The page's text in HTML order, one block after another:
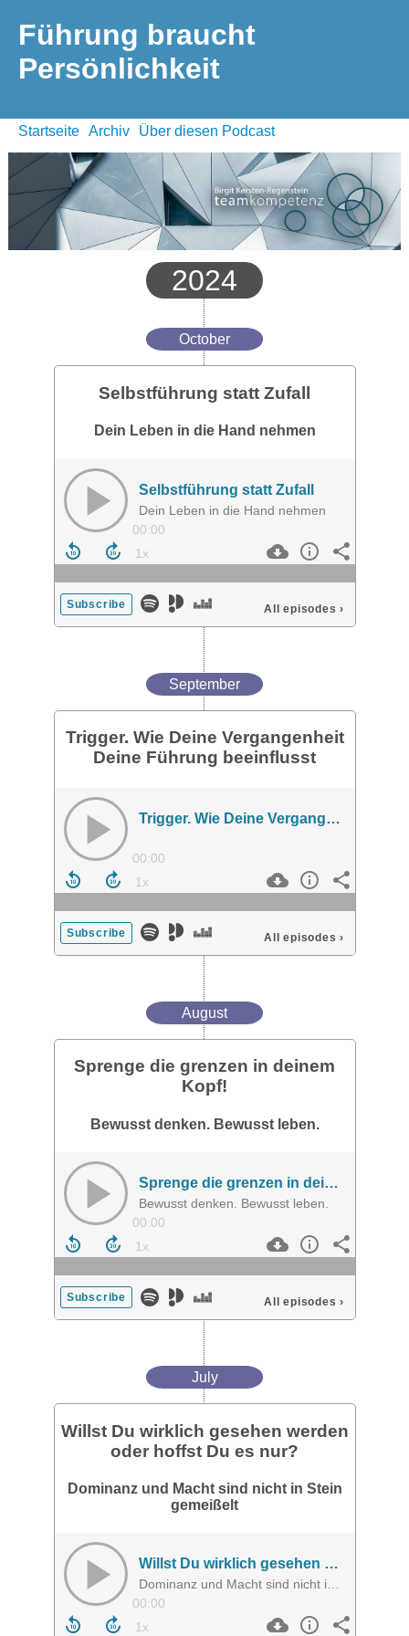
Führung braucht
Persönlichkeit
Startseite Archiv Über diesen Podcast
2024
October
Selbstführung statt Zufall
Dein Leben in die Hand nehmen
Selbstführung statt Zufall
Dein Leben in die Hand nehmen
00:00
Subscribe All episodes ›
September
Trigger. Wie Deine Vergangenheit
Deine Führung beeinflusst
Trigger. Wie Deine Vergangenheit Deine Führung beeinflusst
00:00
Subscribe All episodes ›
August
Sprenge die grenzen in deinem
Kopf!
Bewusst denken. Bewusst leben.
Sprenge die grenzen in deinem Kopf!
Bewusst denken. Bewusst leben.
00:00
Subscribe All episodes ›
July
Willst Du wirklich gesehen werden
oder hoffst Du es nur?
Dominanz und Macht sind nicht in Stein
gemeißelt
Willst Du wirklich gesehen werden oder hoffst Du es nur?
00:00